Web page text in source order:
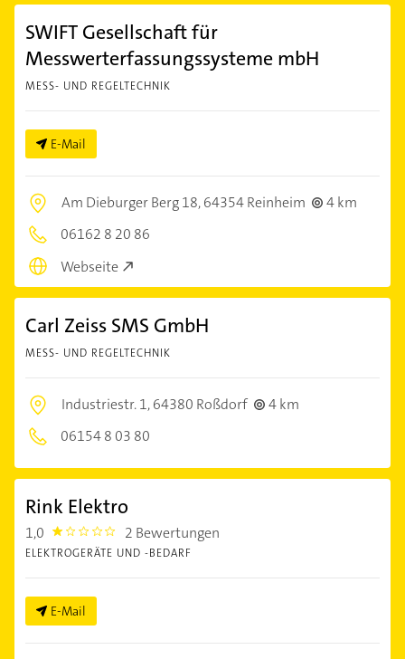
SWIFT Gesellschaft für
Messwerterfassungssysteme mbH
MESS- UND REGELTECHNIK
E-Mail
Am Dieburger Berg 18,64354 Reinheim
4 km
06162 8 20 86
Webseite
Carl Zeiss SMS GmbH
MESS- UND REGELTECHNIK
Industriestr. 1,64380 Roßdorf
4 km
06154 8 03 80
Rink Elektro
1,0 1.0 2 Bewertungen
ELEKTROGERÄTE UND -BEDARF
E-Mail